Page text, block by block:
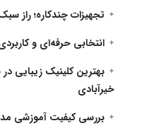
تجهیزات چندکاره؛ راز
انتخابی حرفه‌ای و
بهترین کلینیک زیبایی
خیرآبادی
بررسی کیفیت آموزشی